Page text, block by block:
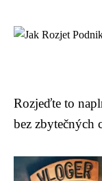
Rozjeďte to
bez zbytečných